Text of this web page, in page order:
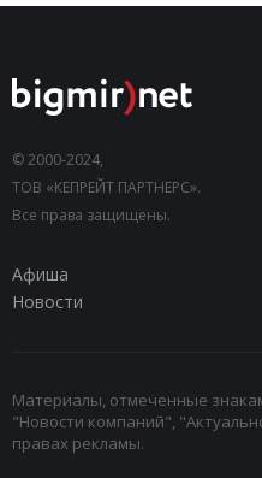
© 2000-2024,
ТОВ «КЕПРЕЙТ ПАРТНЕРС».
Все права защищены.
Афиша
Новости
Материалы, отмеченные
"Новости компаний",
правах рекламы.